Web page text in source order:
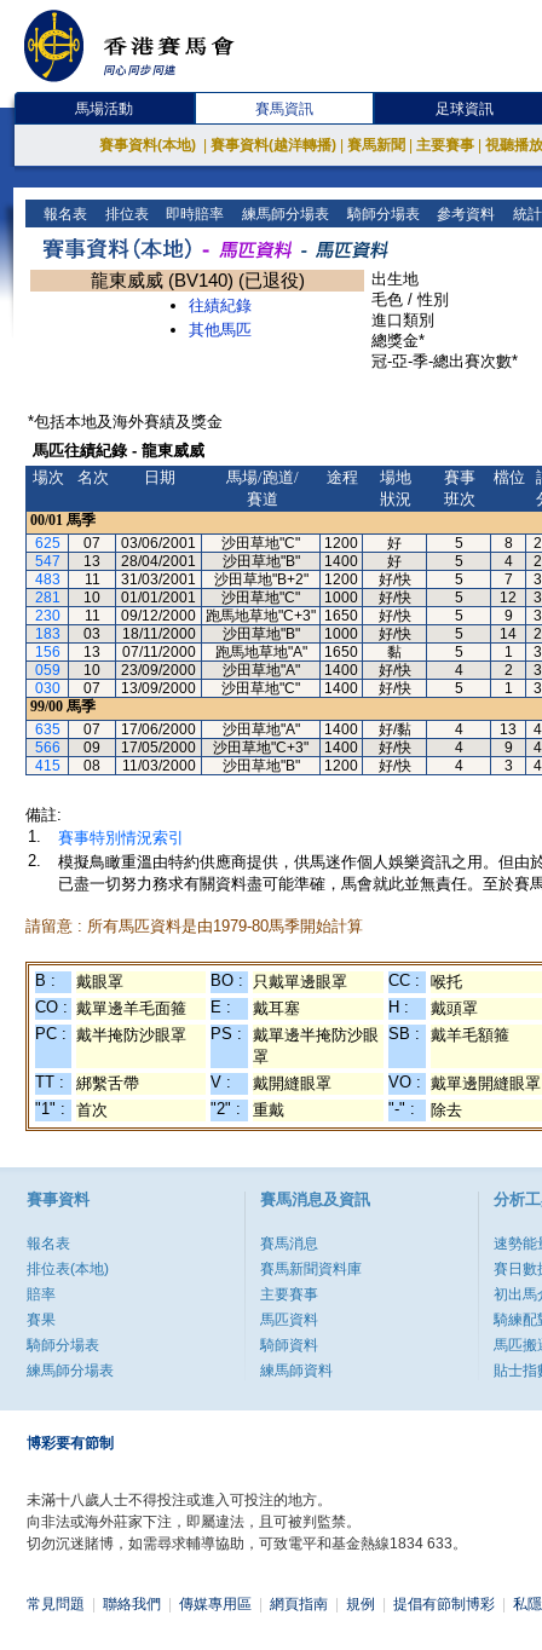
馬場活動 賽馬資訊 足球資訊
賽事資料(本地) 賽事資料(越洋轉播) 賽馬新聞 主要賽事 視聽播
報名表 排位表 即時賠率 練馬師分場表 騎師分場表 參考資料 統
龍東威威 (BV140) (已退役)
往績紀錄
其他馬匹
出生地
毛色 / 性別
進口類別
總獎金*
冠-亞-季-總出賽次數*
*包括本地及海外賽績及獎金
馬匹往績紀錄 - 龍東威威
場次
名次 日期
馬場/跑道/
賽道
途程
場地
狀況
賽事
班次
檔位
00/01 馬季
625
07 03/06/2001 沙田草地"C" 1200 好 5 8
547
13 28/04/2001 沙田草地"B" 1400 好 5 4
483
11 31/03/2001 沙田草地"B+2" 1200 好/快 5 7
281
10 01/01/2001 沙田草地"C" 1000 好/快 5 12
230
11 09/12/2000 跑馬地草地"C+3" 1650 好/快 5 9
183
03 18/11/2000 沙田草地"B" 1000 好/快 5 14
156
13 07/11/2000 跑馬地草地"A" 1650 黏 5 1
059
10 23/09/2000 沙田草地"A" 1400 好/快 4 2
030
07 13/09/2000 沙田草地"C" 1400 好/快 5 1
99/00 馬季
635
07 17/06/2000 沙田草地"A" 1400 好/黏 4 13
566
09 17/05/2000 沙田草地"C+3" 1400 好/快 4 9
415
08 11/03/2000 沙田草地"B" 1200 好/快 4 3
備註:
1.
賽事特別情況索引
2.
模擬鳥瞰重溫由特約供應商提供，供馬迷作個人娛樂資訊之用。但
已盡一切努力務求有關資料盡可能準確，馬會就此並無責任。至於賽
請留意 : 所有馬匹資料是由1979-80馬季開始計算
B : 戴眼罩 BO : 只戴單邊眼罩 CC :
喉托
CO : 戴單邊羊毛面箍 E : 戴耳塞 H :
戴頭罩
PC : 戴半掩防沙眼罩 PS :
戴單邊半掩防沙眼
罩
SB : 戴羊毛額箍
TT : 綁繫舌帶 V : 戴開縫眼罩 VO : 戴單邊開縫眼罩
"1" :
首次 "2" : 重戴 "-" : 除去
賽事資料
報名表
排位表(本地)
賠率
賽果
騎師分場表
練馬師分場表
賽馬消息及資訊
賽馬消息
賽馬新聞資料庫
主要賽事
馬匹資料
騎師資料
練馬師資料
分析
速勢能
賽日數
初出馬
騎練配
馬匹搬
貼士指
博彩要有節制
未滿十八歲人士不得投注或進入可投注的地方。
向非法或海外莊家下注，即屬違法，且可被判監禁。
切勿沉迷賭博，如需尋求輔導協助，可致電平和基金熱線1834 633。
常見問題 聯絡我們 傳媒專用區 網頁指南 規例 提倡有節制博彩 私